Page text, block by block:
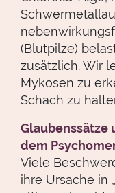
(Blutpilze)
zusätzlich. Wir
Mykosen zu
Schach zu
Glaubenssätze
dem
Viele
ihre Ursache in